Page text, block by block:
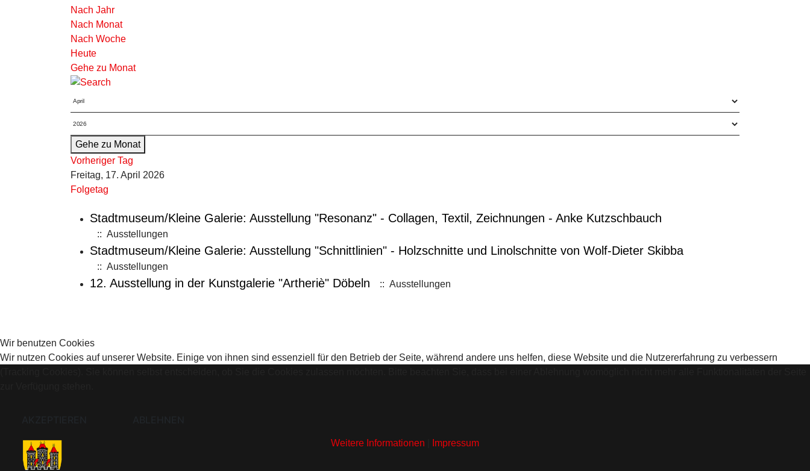
Nach Jahr
Nach Monat
Nach Woche
Heute
Gehe zu Monat
Gehe zu Monat
Vorheriger Tag
Freitag, 17. April 2026
Folgetag
Stadtmuseum/Kleine Galerie: Ausstellung "Resonanz" - Collagen, Textil, Zeichnungen - Anke Kutzschbauch
:: Ausstellungen
Stadtmuseum/Kleine Galerie: Ausstellung "Schnittlinien" - Holzschnitte und Linolschnitte von Wolf-Dieter Skibba
:: Ausstellungen
12. Ausstellung in der Kunstgalerie "Artheriè" Döbeln :: Ausstellungen
Wir benutzen Cookies
Wir nutzen Cookies auf unserer Website. Einige von ihnen sind essenziell für den Betrieb der Seite, während andere uns helfen, diese Website und die Nutzererfahrung zu verbessern
Weitere Informationen Impressum